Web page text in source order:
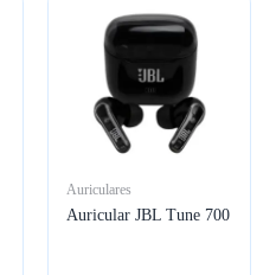
Auriculares
Auricular JBL Tune 700